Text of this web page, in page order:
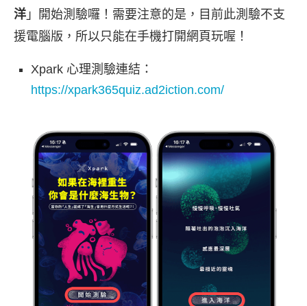
洋 」開始測驗囉！需要注意的是，目前此測驗不支
援電腦版，所以只能在手機打開網頁玩喔！
Xpark 心理測驗連結：
https://xpark365quiz.ad2iction.com/